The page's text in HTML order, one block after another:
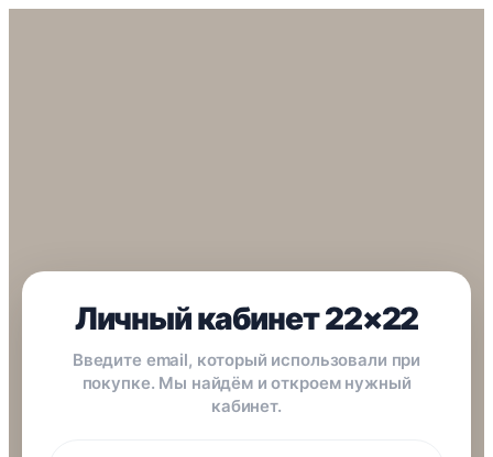
Личный кабинет 22×22
Введите email, который использовали при
покупке. Мы найдём и откроем нужный
кабинет.